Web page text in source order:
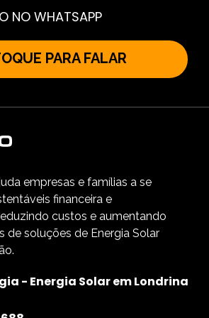
NO WHATSAPP
PARA FALAR
empresas e famílias a se
financeira e
custos e aumentando
de soluções de Energia Solar
- Energia Solar em Londrina